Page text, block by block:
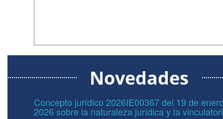
Novedades
Circular No. 0039 del 07 de mayo del 2026.
Lineamientos para el manejo de los